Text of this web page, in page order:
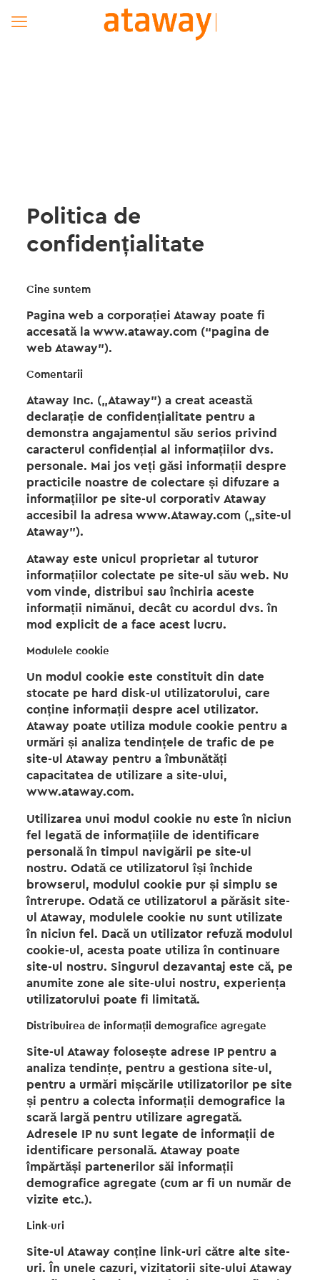
Politica de
confidențialitate
Cine suntem
Pagina web a corporației Ataway poate fi
accesată la www.ataway.com (“pagina de
web Ataway”).
Comentarii
Ataway Inc. („Ataway”) a creat această
declarație de confidențialitate pentru a
demonstra angajamentul său serios privind
caracterul confidențial al informațiilor dvs.
personale. Mai jos veți găsi informații despre
practicile noastre de colectare și difuzare a
informațiilor pe site-ul corporativ Ataway
accesibil la adresa www.Ataway.com („site-ul
Ataway”).
Ataway este unicul proprietar al tuturor
informațiilor colectate pe site-ul său web. Nu
vom vinde, distribui sau închiria aceste
informații nimănui, decât cu acordul dvs. în
mod explicit de a face acest lucru.
Modulele cookie
Un modul cookie este constituit din date
stocate pe hard disk-ul utilizatorului, care
conține informații despre acel utilizator.
Ataway poate utiliza module cookie pentru a
urmări și analiza tendințele de trafic de pe
site-ul Ataway pentru a îmbunătăți
capacitatea de utilizare a site-ului,
www.ataway.com.
Utilizarea unui modul cookie nu este în niciun
fel legată de informațiile de identificare
personală în timpul navigării pe site-ul
nostru. Odată ce utilizatorul își închide
browserul, modulul cookie pur și simplu se
întrerupe. Odată ce utilizatorul a părăsit site-
ul Ataway, modulele cookie nu sunt utilizate
în niciun fel. Dacă un utilizator refuză modulul
cookie-ul, acesta poate utiliza în continuare
site-ul nostru. Singurul dezavantaj este că, pe
anumite zone ale site-ului nostru, experiența
utilizatorului poate fi limitată.
Distribuirea de informații demografice agregate
Site-ul Ataway folosește adrese IP pentru a
analiza tendințe, pentru a gestiona site-ul,
pentru a urmări mișcările utilizatorilor pe site
și pentru a colecta informații demografice la
scară largă pentru utilizare agregată.
Adresele IP nu sunt legate de informații de
identificare personală. Ataway poate
împărtăși partenerilor săi informații
demografice agregate (cum ar fi un număr de
vizite etc.).
Link-uri
Site-ul Ataway conține link-uri către alte site-
uri. În unele cazuri, vizitatorii site-ului Ataway